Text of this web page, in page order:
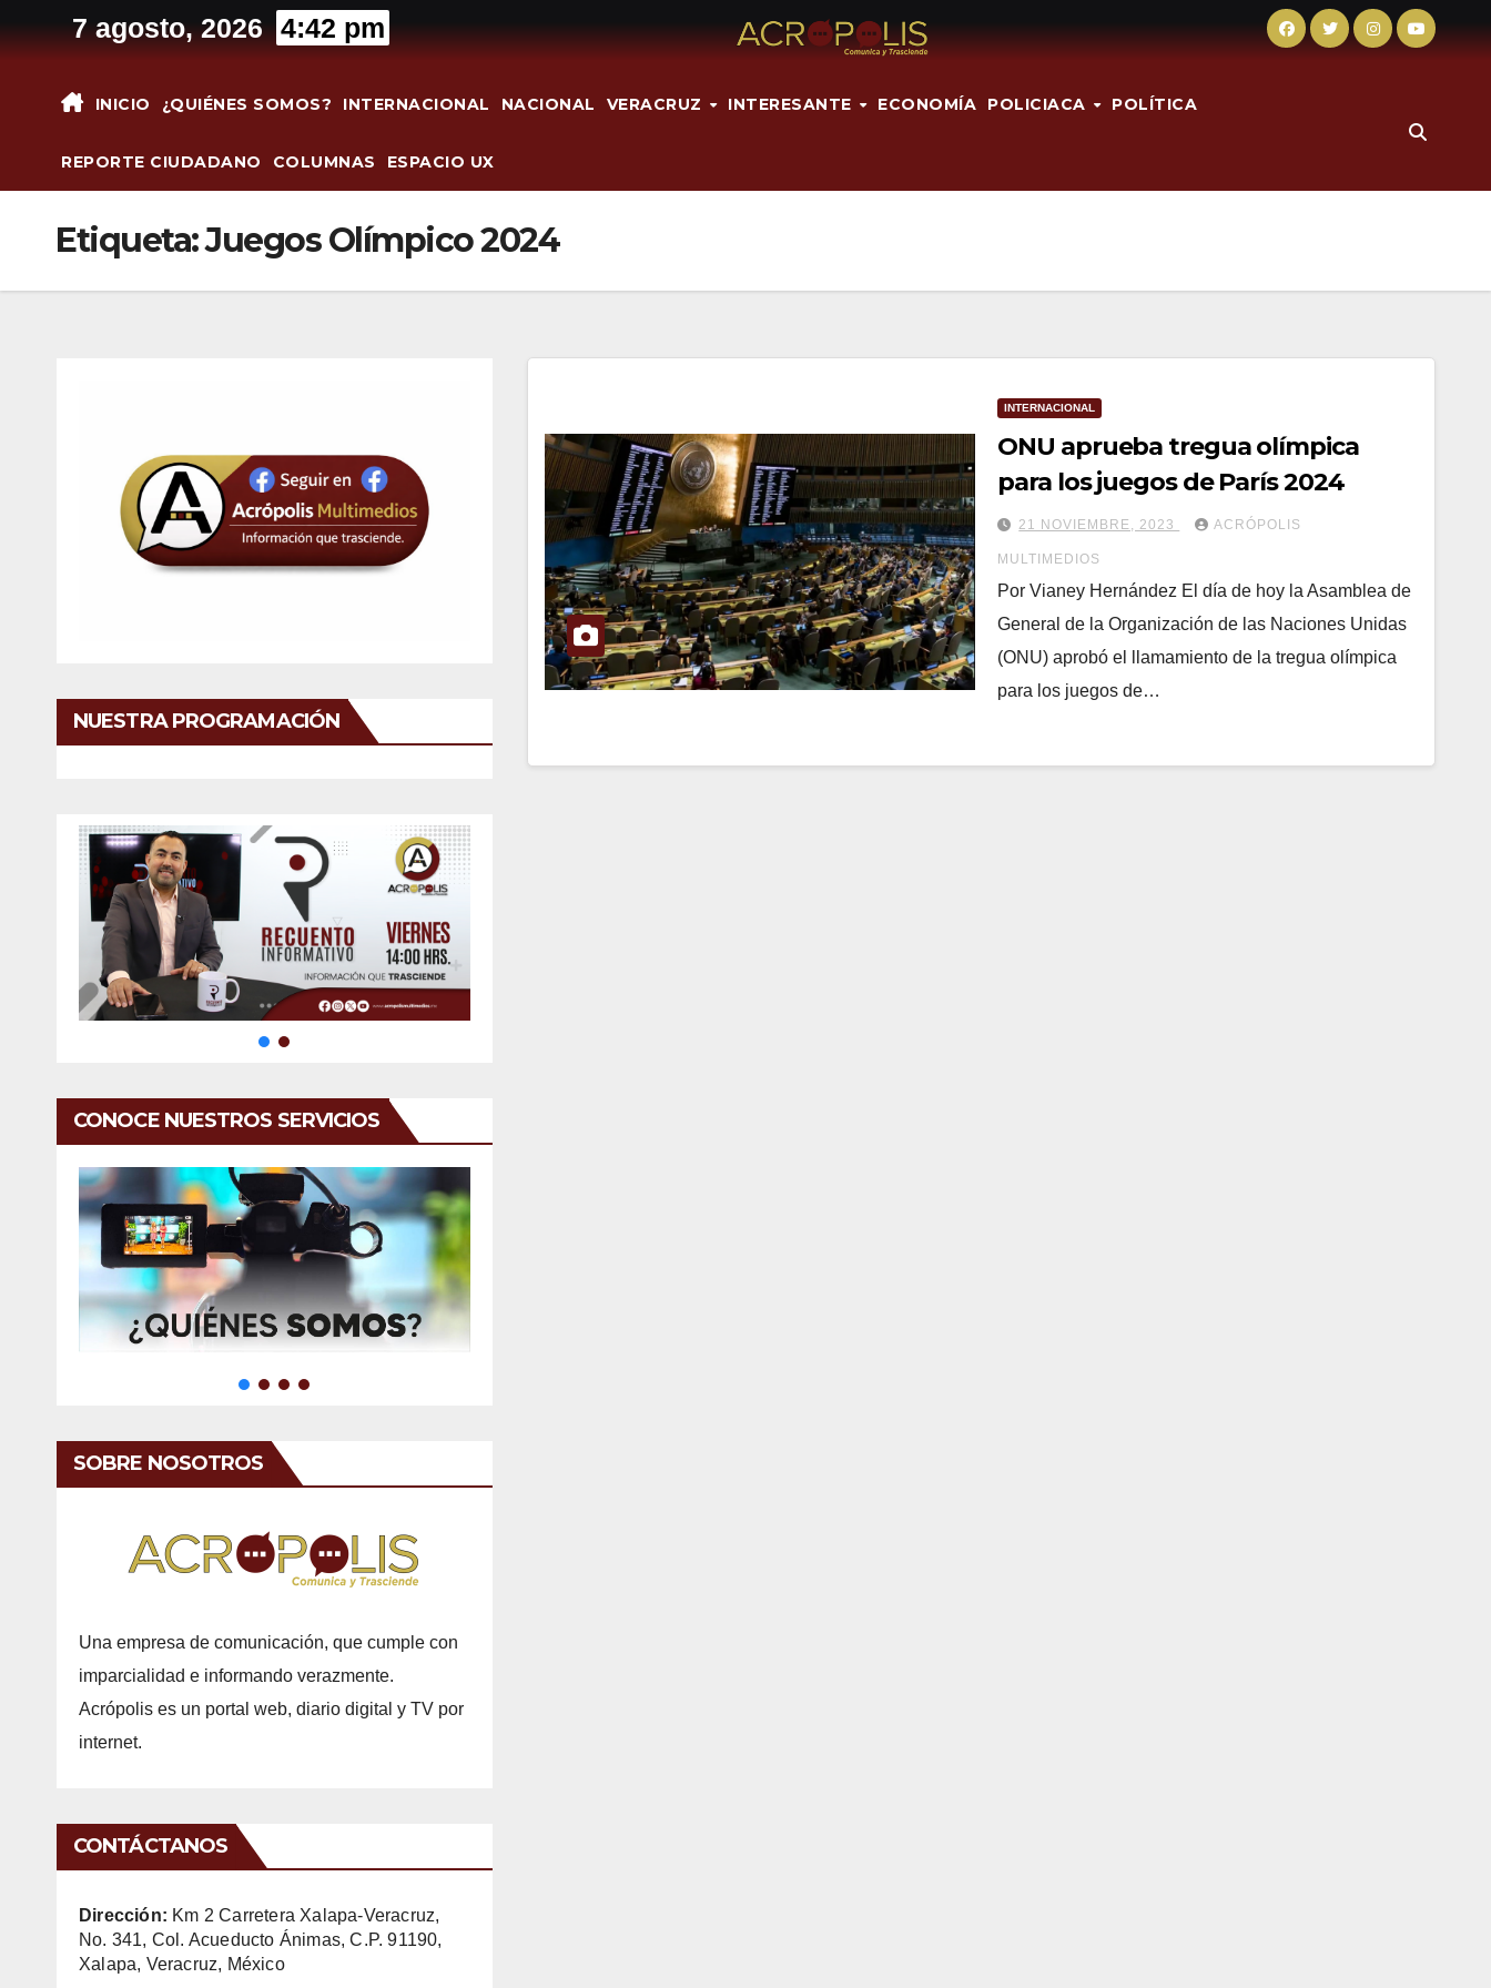
al
7 agosto, 2026 4:42 pm
INICIO ¿QUIÉNES SOMOS? INTERNACIONAL NACIONAL VERACRUZ INTERESANTE ECONOMÍA POLICIACA POLÍTICA
REPORTE CIUDADANO COLUMNAS ESPACIO UX
Etiqueta:Juegos Olímpico 2024
NUESTRA PROGRAMACIÓN
CONOCE NUESTROS SERVICIOS
SOBRE NOSOTROS
Una empresa de comunicación, que cumple con
imparcialidad e informando verazmente.
Acrópolis es un portal web, diario digital y TV por
internet.
CONTÁCTANOS
Dirección: Km 2 Carretera Xalapa-Veracruz,
No. 341, Col. Acueducto Ánimas, C.P. 91190,
Xalapa, Veracruz, México
INTERNACIONAL
ONU aprueba tregua olímpica
para los juegos de París 2024
21 NOVIEMBRE, 2023 ACRÓPOLIS
MULTIMEDIOS
Por Vianey Hernández El día de hoy la Asamblea de
General de la Organización de las Naciones Unidas
(ONU) aprobó el llamamiento de la tregua olímpica
para los juegos de…